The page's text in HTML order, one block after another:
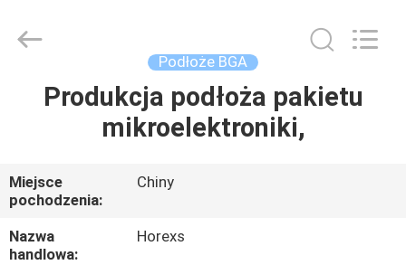
DOM
O
NAS
Co.,Ltd..
Podłoże BGA
Produkcja podłoża pakietu
mikroelektroniki,
Miejsce
pochodzenia:
Chiny
Nazwa
handlowa:
Horexs